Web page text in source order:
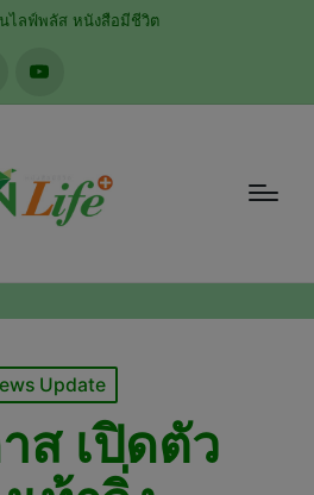
ไลฟ์พลัส หนังสือมีชีวิต
youtube
Update
ส เปิดตัว
modal-check